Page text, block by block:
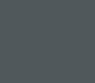
deren
für die
werden.